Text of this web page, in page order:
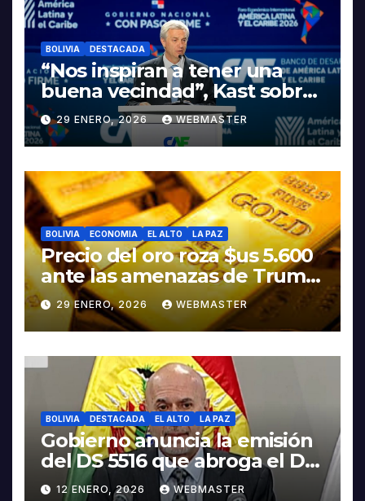
BOLIVIA DESTACADA
“Nos inspiran a tener una
buena vecindad”, Kast sobre
discurso del presidente
Rodrigo Paz
29 ENERO, 2026 WEBMASTER
BOLIVIA ECONOMIA EL ALTO LA PAZ
Precio del oro roza $us 5.600
ante las amenazas de Trump
contra Irán
29 ENERO, 2026 WEBMASTER
BOLIVIA DESTACADA EL ALTO LA PAZ
Gobierno anuncia la emisión
del DS 5516 que abroga el DS
5503
12 ENERO, 2026 WEBMASTER